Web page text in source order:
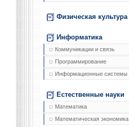
Физическая культура
Информатика
Коммуникации и связь
Программирование
Информационные системы
Естественные науки
Математика
Математическая экономика